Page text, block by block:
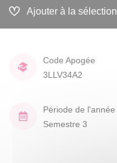
Ajouter à la sélection
Code Apogée
3LLV34A2
Période de l'année
Semestre 3